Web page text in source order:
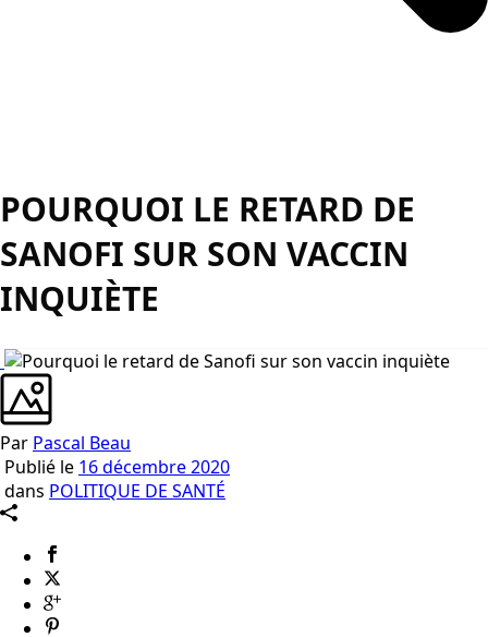
POURQUOI LE RETARD DE
SANOFI SUR SON VACCIN
INQUIÈTE
Par Pascal Beau
Publié le 16 décembre 2020
dans POLITIQUE DE SANTÉ